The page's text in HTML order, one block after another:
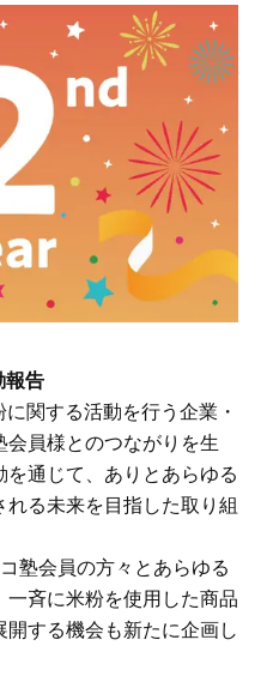
報告
関する活動を行う企業・
会員様とのつながりを生
通じて、ありとあらゆる
る未来を目指した取り組
塾会員の方々とあらゆる
斉に米粉を使用した商品
する機会も新たに企画し